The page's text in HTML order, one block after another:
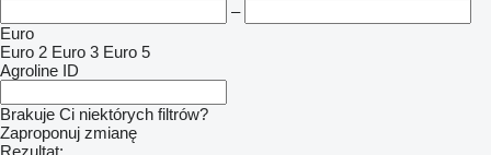
–
Euro
Euro 2 Euro 3 Euro 5
Agroline ID
Brakuje Ci niektórych filtrów?
Zaproponuj zmianę
Rezultat: